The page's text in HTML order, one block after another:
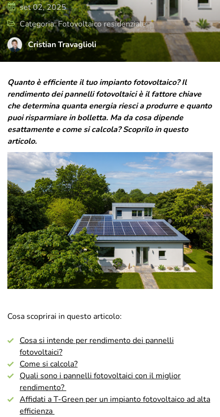
set 02, 2025
Categoria: Fotovoltaico residenziale
Cristian Travaglioli
Quanto è efficiente il tuo impianto fotovoltaico? Il
rendimento dei pannelli fotovoltaici è il fattore chiave
che determina quanta energia riesci a produrre e quanto
puoi risparmiare in bolletta. Ma da cosa dipende
esattamente e come si calcola? Scoprilo in questo
articolo.
Cosa scoprirai in questo articolo:
Cosa si intende per rendimento dei pannelli
fotovoltaici?
Come si calcola?
Quali sono i pannelli fotovoltaici con il miglior
rendimento?
Affidati a T-Green per un impianto fotovoltaico ad alta
efficienza
di cura e attenzione, rispecchia il presente
e il futuro di T-Green, ma sempre con uno
sguardo rivolto a dove tutto è iniziato.